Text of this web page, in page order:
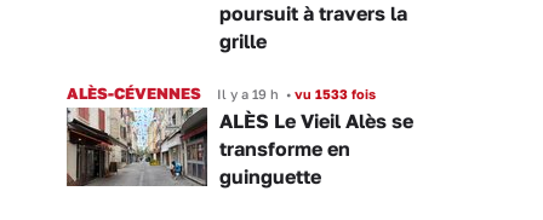
poursuit à travers la
grille
ALÈS-CÉVENNES Il y a 19 h • vu 1533 fois
ALÈS Le Vieil Alès se
transforme en
guinguette